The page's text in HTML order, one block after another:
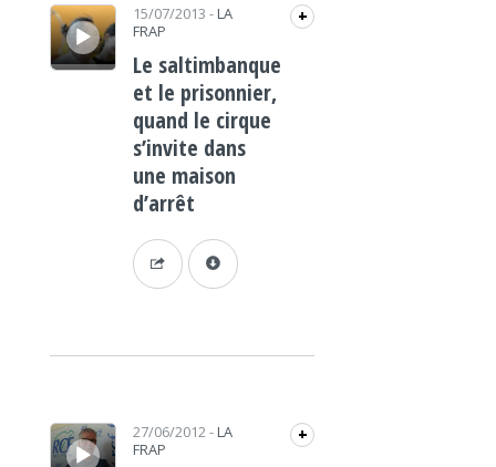
15/07/2013 - LA
FRAP
+
Le saltimbanque
et le prisonnier,
quand le cirque
s’invite dans
une maison
d’arrêt
Lecteur audio 27/06/2012- LA
FRAP
+